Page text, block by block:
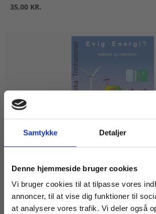
Samtykke Detaljer
Denne hjemmeside bruger cookies
Vi bruger cookies til at tilpasse vores
annoncer, til at vise dig funktioner til
at analysere vores trafik. Vi deler også
35,00 KR.
Ole og Mirka Trinhammer
Køb læremidler og find
Fortsæt som: